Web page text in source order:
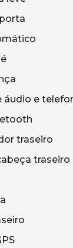
áudio e
traseiro
traseiro